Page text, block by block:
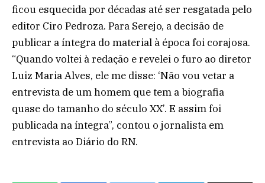
ficou esquecida por décadas até ser resgatada pelo
editor Ciro Pedroza. Para Serejo, a decisão de
publicar a íntegra do material à época foi corajosa.
“Quando voltei à redação e revelei o furo ao diretor
Luiz Maria Alves, ele me disse: ‘Não vou vetar a
entrevista de um homem que tem a biografia
quase do tamanho do século XX’. E assim foi
publicada na íntegra”, contou o jornalista em
entrevista ao Diário do RN.